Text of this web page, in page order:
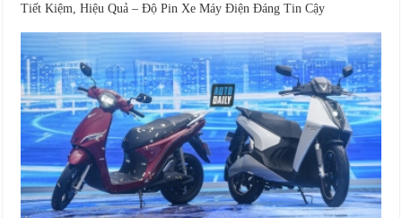
Tiết Kiệm, Hiệu Quả – Độ Pin Xe Máy Điện Đáng Tin Cậy